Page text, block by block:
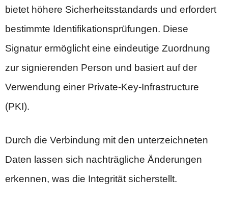
bietet höhere Sicherheitsstandards und erfordert
bestimmte Identifikationsprüfungen. Diese
Signatur ermöglicht eine eindeutige Zuordnung
zur signierenden Person und basiert auf der
Verwendung einer Private-Key-Infrastructure
(PKI).
Durch die Verbindung mit den unterzeichneten
Daten lassen sich nachträgliche Änderungen
erkennen, was die Integrität sicherstellt.